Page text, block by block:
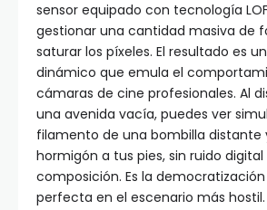
sensor equipado con tecnología
gestionar una cantidad masiva de
saturar los píxeles. El resultado es
dinámico que emula el
cámaras de cine profesionales. Al
una avenida vacía, puedes ver
filamento de una bombilla distante
hormigón a tus pies, sin ruido
composición. Es la democratización
perfecta en el escenario más hostil.